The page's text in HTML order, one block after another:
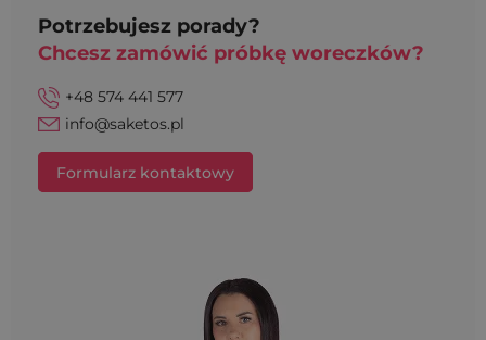
Potrzebujesz porady?
Chcesz zamówić próbkę woreczków?
+48 574 441 577
info@saketos.pl
Formularz kontaktowy